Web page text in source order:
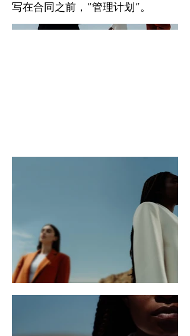
写在合同之前，“管理计划”。